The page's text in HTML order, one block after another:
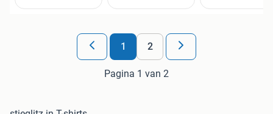
1 2
Pagina 1 van 2